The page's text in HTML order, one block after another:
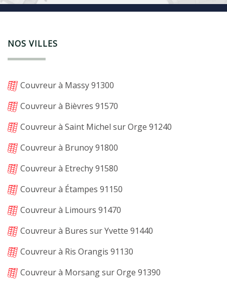
NOS VILLES
Couvreur à Massy 91300
Couvreur à Bièvres 91570
Couvreur à Saint Michel sur Orge 91240
Couvreur à Brunoy 91800
Couvreur à Etrechy 91580
Couvreur à Étampes 91150
Couvreur à Limours 91470
Couvreur à Bures sur Yvette 91440
Couvreur à Ris Orangis 91130
Couvreur à Morsang sur Orge 91390